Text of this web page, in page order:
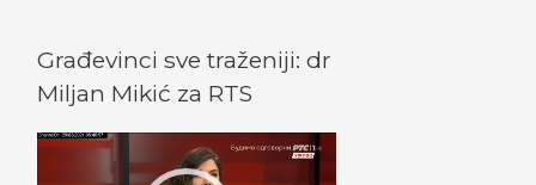
Građevinci sve traženiji: dr
Miljan Mikić za RTS
V